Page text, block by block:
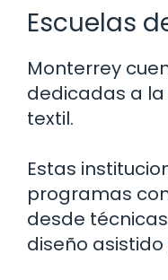
Escuelas
Monterrey
dedicadas a
textil.
Estas
programas
desde
diseño